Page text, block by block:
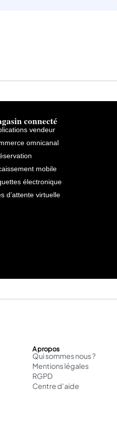
connecté
vendeur
omnicanal
mobile
électronique
d’attente virtuelle
A propos
Qui sommes nous ?
Mentions légales
RGPD
Centre d'aide